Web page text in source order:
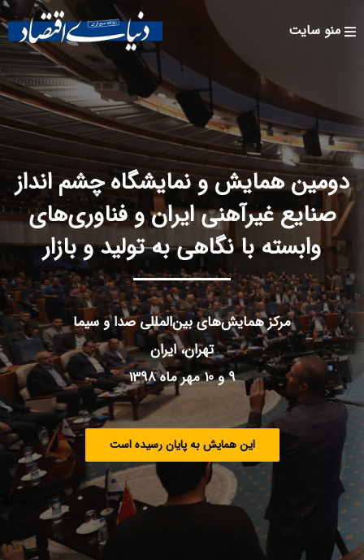
Skip to
main
content
منو سایت
دومین همایش و نمایشگاه چشم انداز
صنایع غیرآهنی ایران و فناوری‌های
وابسته با نگاهی به تولید و بازار
مرکز همایش‌های بین‌المللی صدا و سیما
تهران، ایران
9 و 10 مهر ماه 1398
این همایش به پایان رسیده است